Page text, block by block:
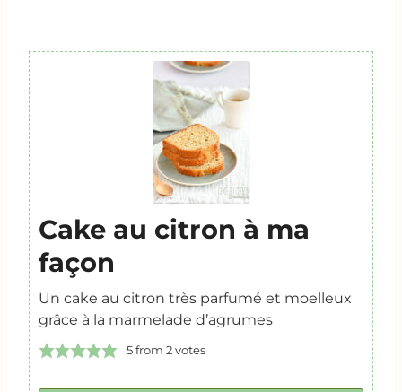
Cake au citron à ma
façon
Un cake au citron très parfumé et moelleux
grâce à la marmelade d’agrumes
5from 2votes